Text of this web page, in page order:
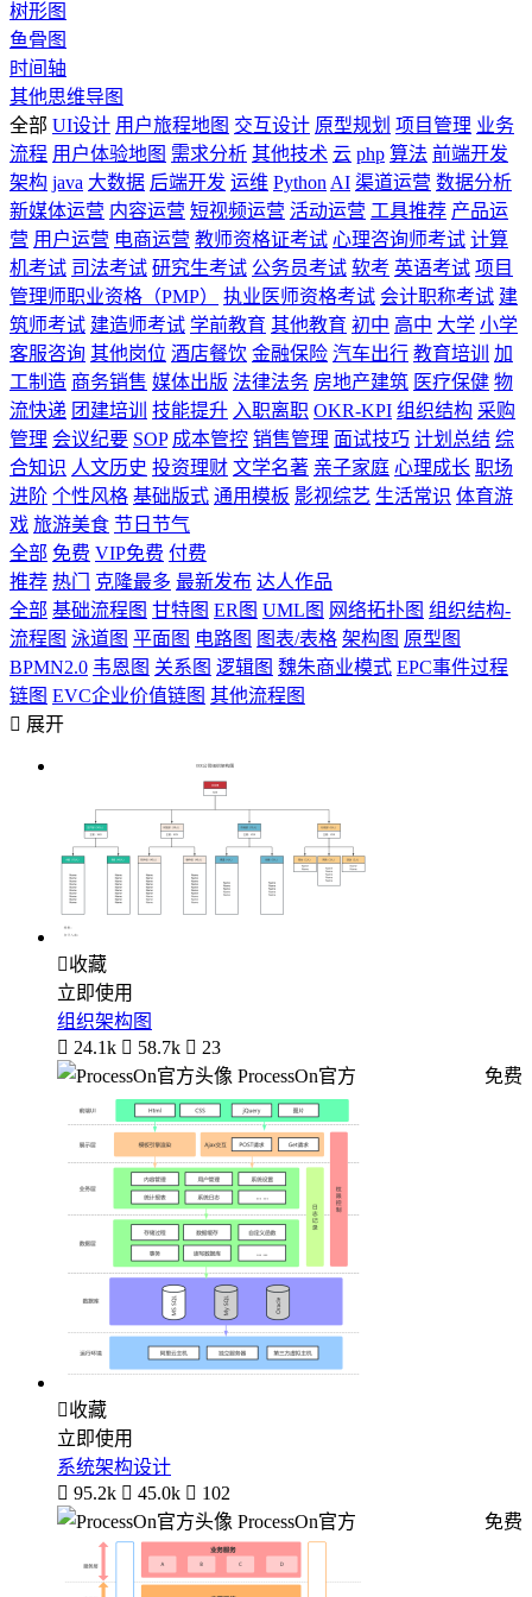
树形图
鱼骨图
时间轴
其他思维导图
全部 UI设计 用户旅程地图 交互设计 原型规划 项目管理 业务
流程 用户体验地图 需求分析 其他技术 云 php 算法 前端开发
架构 java 大数据 后端开发 运维 Python AI 渠道运营 数据分析
新媒体运营 内容运营 短视频运营 活动运营 工具推荐 产品运
营 用户运营 电商运营 教师资格证考试 心理咨询师考试 计算
机考试 司法考试 研究生考试 公务员考试 软考 英语考试 项目
管理师职业资格（PMP）
执业医师资格考试 会计职称考试 建
筑师考试 建造师考试 学前教育 其他教育 初中 高中 大学 小学
客服咨询 其他岗位 酒店餐饮 金融保险 汽车出行 教育培训
加
工制造 商务销售 媒体出版 法律法务 房地产建筑 医疗保健 物
流快递 团建培训 技能提升 入职离职 OKR-KPI 组织结构 采购
管理 会议纪要 SOP 成本管控 销售管理 面试技巧 计划总结 综
合知识 人文历史 投资理财 文学名著 亲子家庭 心理成长 职场
进阶 个性风格 基础版式 通用模板 影视综艺 生活常识 体育游
戏 旅游美食 节日节气
全部 免费 VIP免费 付费
推荐 热门 克隆最多 最新发布 达人作品
全部 基础流程图 甘特图 ER图 UML图 网络拓扑图 组织结构-
流程图 泳道图 平面图 电路图 图表/表格 架构图 原型图
BPMN2.0 韦恩图 关系图 逻辑图 魏朱商业模式 EPC事件过程
链图 EVC企业价值链图 其他流程图
 展开
收藏
立即使用
组织架构图
 24.1k  58.7k  23
ProcessOn官方
免费
收藏
立即使用
系统架构设计
 95.2k  45.0k  102
ProcessOn官方
免费